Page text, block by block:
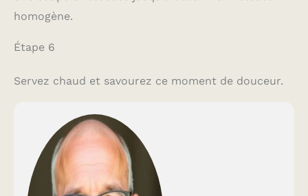
homogène.
Étape 6
Servez chaud et savourez ce moment de douceur.